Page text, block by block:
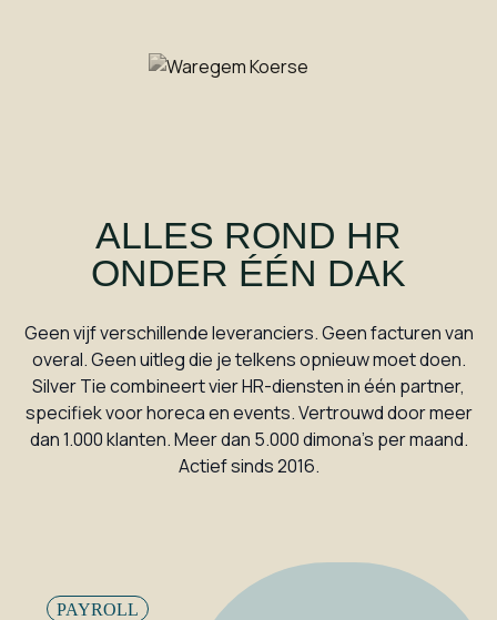
ALLES ROND HR
ONDER ÉÉN DAK
Geen vijf verschillende leveranciers. Geen facturen van
overal. Geen uitleg die je telkens opnieuw moet doen.
Silver Tie combineert vier HR-diensten in één partner,
specifiek voor horeca en events. Vertrouwd door meer
dan 1.000 klanten. Meer dan 5.000 dimona's per maand.
Actief sinds 2016.
PAYROLL